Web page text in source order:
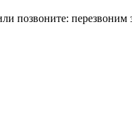
позвоните: перезвоним